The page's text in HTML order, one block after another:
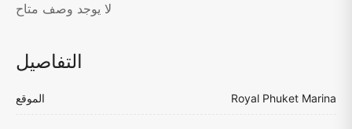
لا يوجد وصف متاح
التفاصيل
الموقع Royal Phuket Marina